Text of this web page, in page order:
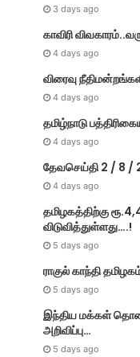
3 days ago
காவிரி
4 days ago
விரைவு
4 days ago
தமிழ்நாடு
4 days ago
தேவசெய்தி 2 / 8 /
4 days ago
தமிழகத்திற்கு
விடுவித்துள்ளது….!
5 days ago
ராகுல் காந்தி
5 days ago
இந்திய மக்கள்
அறிவிப்பு…
5 days ago